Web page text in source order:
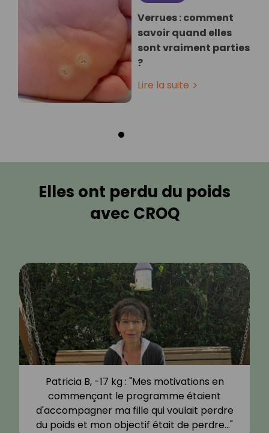
Verrues : comment
savoir quand elles
sont vraiment parties
?
Lire la suite
Elles ont perdu du poids
avec CROQ
Patricia B, -17 kg : "Mes motivations en
commençant le programme étaient
d'accompagner ma fille qui voulait perdre
du poids et mon objectif était de perdre…"